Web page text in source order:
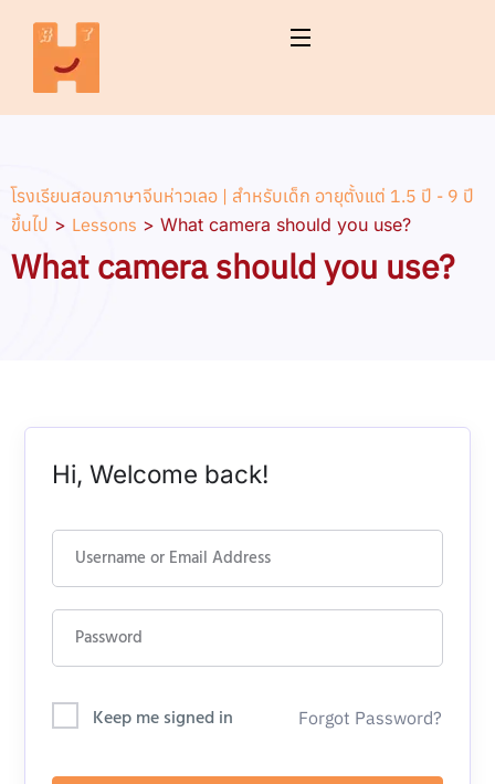
โรงเรียนสอนภาษาจีนห่าวเลอ | สำหรับเด็ก อายุตั้งแต่ 1.5 ปี - 9 ปี
ขึ้นไป > Lessons > What camera should you use?
What camera should you use?
Hi, Welcome back!
Keep me signed in Forgot Password?